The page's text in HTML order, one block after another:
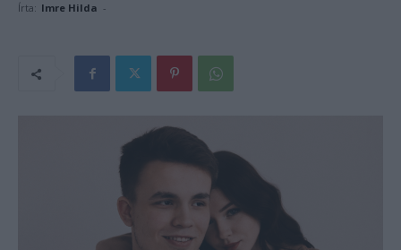
Írta: Imre Hilda -